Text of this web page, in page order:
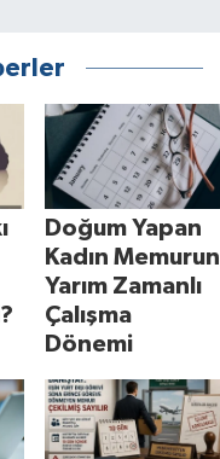
Doğum Yapan
Kadın Memurun
Yarım Zamanlı
Çalışma
Dönemi